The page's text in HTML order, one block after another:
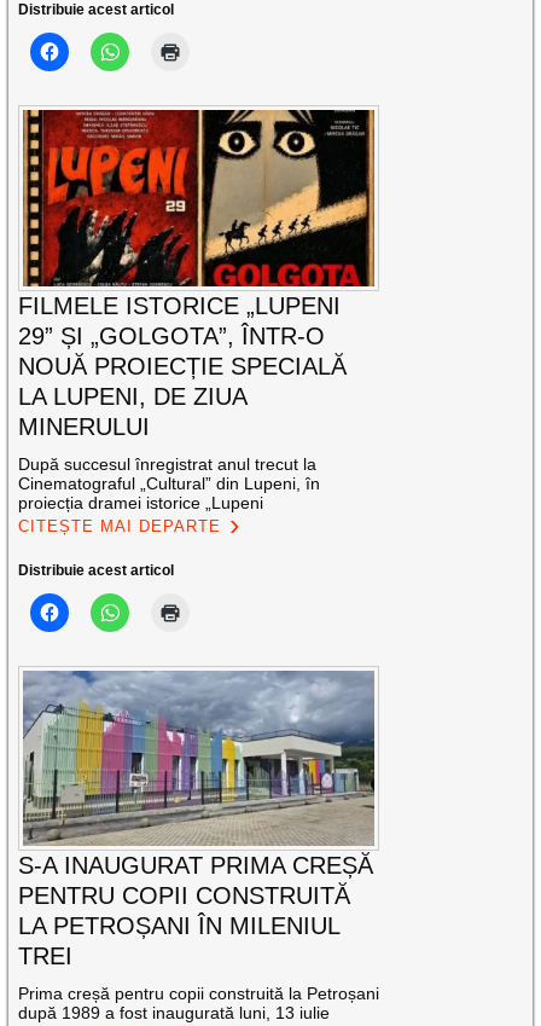
Distribuie acest articol
FILMELE ISTORICE „LUPENI
29” ȘI „GOLGOTA”, ÎNTR-O
NOUĂ PROIECȚIE SPECIALĂ
LA LUPENI, DE ZIUA
MINERULUI
După succesul înregistrat anul trecut la
Cinematograful „Cultural” din Lupeni, în
proiecția dramei istorice „Lupeni
CITEȘTE MAI DEPARTE
Distribuie acest articol
S-A INAUGURAT PRIMA CREȘĂ
PENTRU COPII CONSTRUITĂ
LA PETROȘANI ÎN MILENIUL
TREI
Prima creșă pentru copii construită la Petroșani
după 1989 a fost inaugurată luni, 13 iulie